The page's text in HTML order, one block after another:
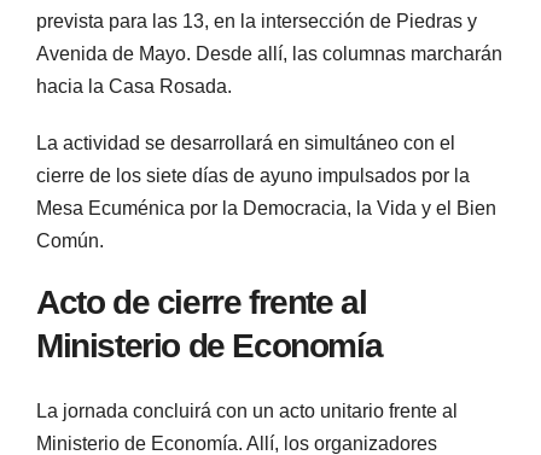
prevista para las 13, en la intersección de Piedras y
Avenida de Mayo. Desde allí, las columnas marcharán
hacia la Casa Rosada.
La actividad se desarrollará en simultáneo con el
cierre de los siete días de ayuno impulsados por la
Mesa Ecuménica por la Democracia, la Vida y el Bien
Común.
Acto de cierre frente al
Ministerio de Economía
La jornada concluirá con un acto unitario frente al
Ministerio de Economía. Allí, los organizadores